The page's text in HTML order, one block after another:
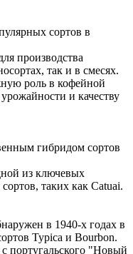
сортов в
производства
так и в смесях.
роль в кофейной
и качеству
гибридом сортов
из ключевых
таких как Catuai.
в 1940-х годах в
Typica и Bourbon.
португальского "Новый